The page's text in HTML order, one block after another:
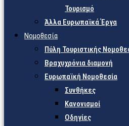
Τουρισμό
Άλλα Ευρωπαϊκά Έργα
Νομοθεσία
Πύλη Τουριστικής
Βραχυχρόνια διαμονή
Ευρωπαϊκή Νομοθεσία
Συνθήκες
Κανονισμοί
Οδηγίες